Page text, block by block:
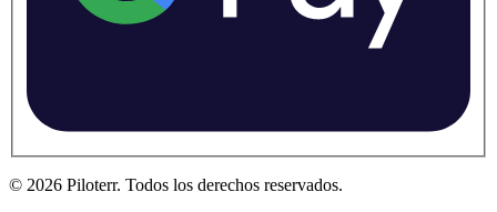
© 2026 Piloterr. Todos los derechos reservados.